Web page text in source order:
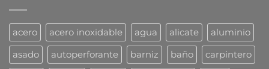
cucarachas?
Mirá
cómo
las
acero acero inoxidable agua alicate
aluminio
asado
autoperforante barniz baño
carpintero